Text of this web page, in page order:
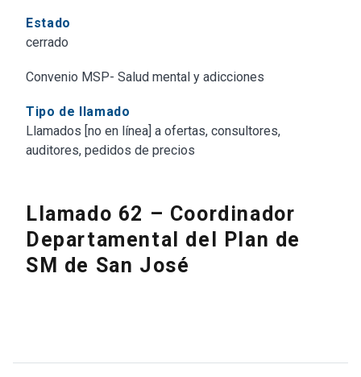
Estado
cerrado
Convenio MSP- Salud mental y adicciones
Tipo de llamado
Llamados [no en línea] a ofertas, consultores,
auditores, pedidos de precios
Llamado 62 – Coordinador
Departamental del Plan de
SM de San José